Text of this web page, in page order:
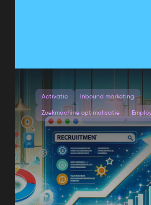
Activatie Inbound marketing
Zoekmachine optimalisatie